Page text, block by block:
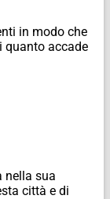
in modo che
quanto accade
nella sua
città e di